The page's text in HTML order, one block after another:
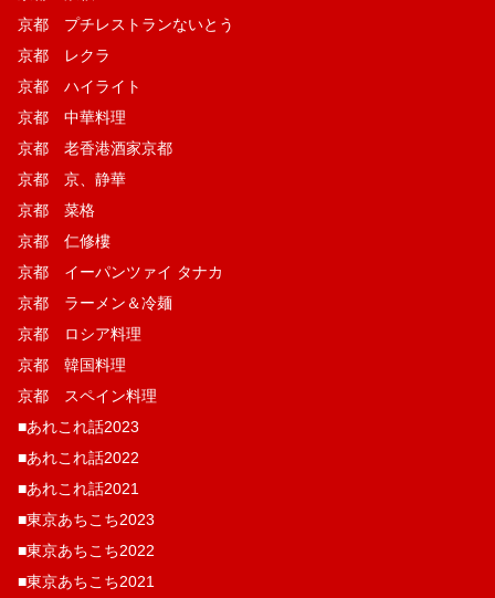
京都 プチレストランないとう
京都 レクラ
京都 ハイライト
京都 中華料理
京都 老香港酒家京都
京都 京、静華
京都 菜格
京都 仁修樓
京都 イーパンツァイ タナカ
京都 ラーメン＆冷麺
京都 ロシア料理
京都 韓国料理
京都 スペイン料理
■あれこれ話2023
■あれこれ話2022
■あれこれ話2021
■東京あちこち2023
■東京あちこち2022
■東京あちこち2021